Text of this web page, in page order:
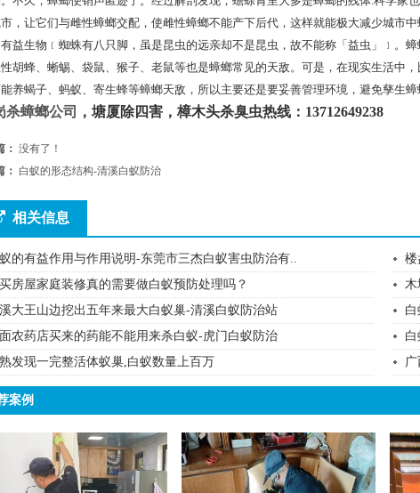
市，让它们与雌性蟑螂交配，使雌性蟑螂不能产下后代，这样就能极大减少城市
益生物﹝蜘蛛有八只脚，虽是昆虫的远亲却不是昆虫，故不能称「益虫」﹞。
胡蜂、蜥蜴、袋鼠、猴子、老鼠等也是蟑螂常见的天敌。可是，在现实生活中
养蝎子、蚂蚁、寄生蜂等蟑螂天敌，所以主要还是要妥善管理环境，避免孳生
杀蟑螂公司 ， 塘厦除四害，樟木头杀臭虫热线：13712649238
： 没有了！
： 白蚁的形态结构-清溪白蚁防治
相关信息
的有益作用与作用说明-东莞市三杰白蚁害虫防治有..
楼
房屋家庭装修真的需要做白蚁预防处理吗？
木
大王山边挖出五年来最大白蚁巢-清溪白蚁防治站
农药店买来的药能不能用来杀白蚁-虎门白蚁防治
发现一完整活体蚁巢,白蚁数量上百万
案例